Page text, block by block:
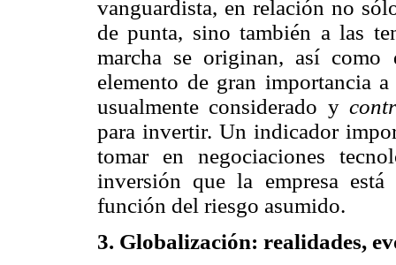
vanguardista, en relación no
de punta, sino también a las
marcha se originan, así como
elemento de gran importancia
usualmente considerado y
para invertir. Un indicador
tomar en negociaciones
inversión que la empresa
función del riesgo asumido.
3. Globalización: realidades,